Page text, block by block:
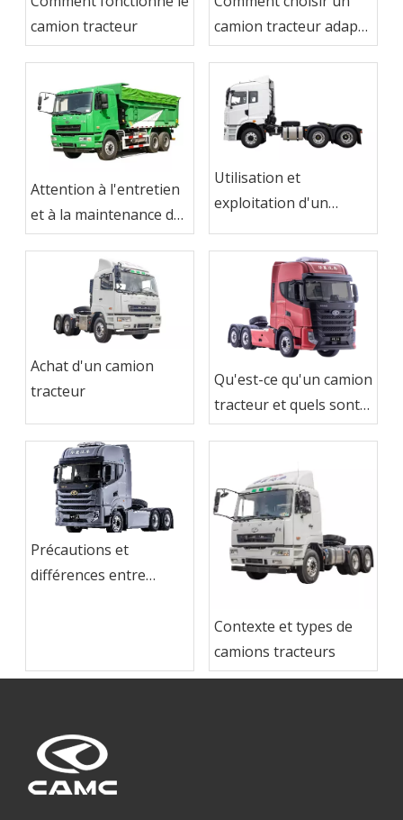
camion tracteur
camion tracteur adapté
?
Attention à l'entretien
et à la maintenance du
camion tracteur
Utilisation et
exploitation d'un
Achat d'un camion
tracteur
Qu'est-ce qu'un camion
tracteur et quels sont
ses avantages
Précautions et
différences entre
Contexte et types de
camions tracteurs